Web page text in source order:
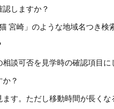
しますか？
宮崎」のような地域名つき
談可否を見学時の確認項目
？
す。ただし移動時間が長く